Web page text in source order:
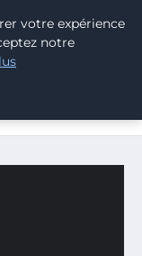
POUR
votre expérience
notre